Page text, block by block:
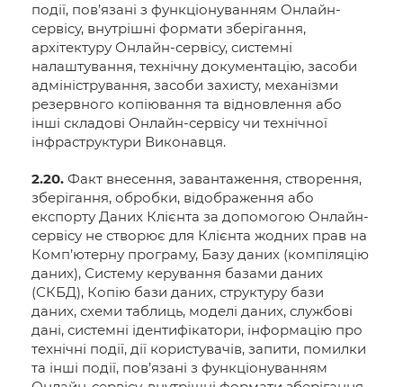
події, пов’язані з функціонуванням Онлайн-
сервісу, внутрішні формати зберігання,
архітектуру Онлайн-сервісу, системні
налаштування, технічну документацію, засоби
адміністрування, засоби захисту, механізми
резервного копіювання та відновлення або
інші складові Онлайн-сервісу чи технічної
інфраструктури Виконавця.
2.20. Факт внесення, завантаження, створення,
зберігання, обробки, відображення або
експорту Даних Клієнта за допомогою Онлайн-
сервісу не створює для Клієнта жодних прав на
Комп’ютерну програму, Базу даних (компіляцію
даних), Систему керування базами даних
(СКБД), Копію бази даних, структуру бази
даних, схеми таблиць, моделі даних, службові
дані, системні ідентифікатори, інформацію про
технічні події, дії користувачів, запити, помилки
та інші події, пов’язані з функціонуванням